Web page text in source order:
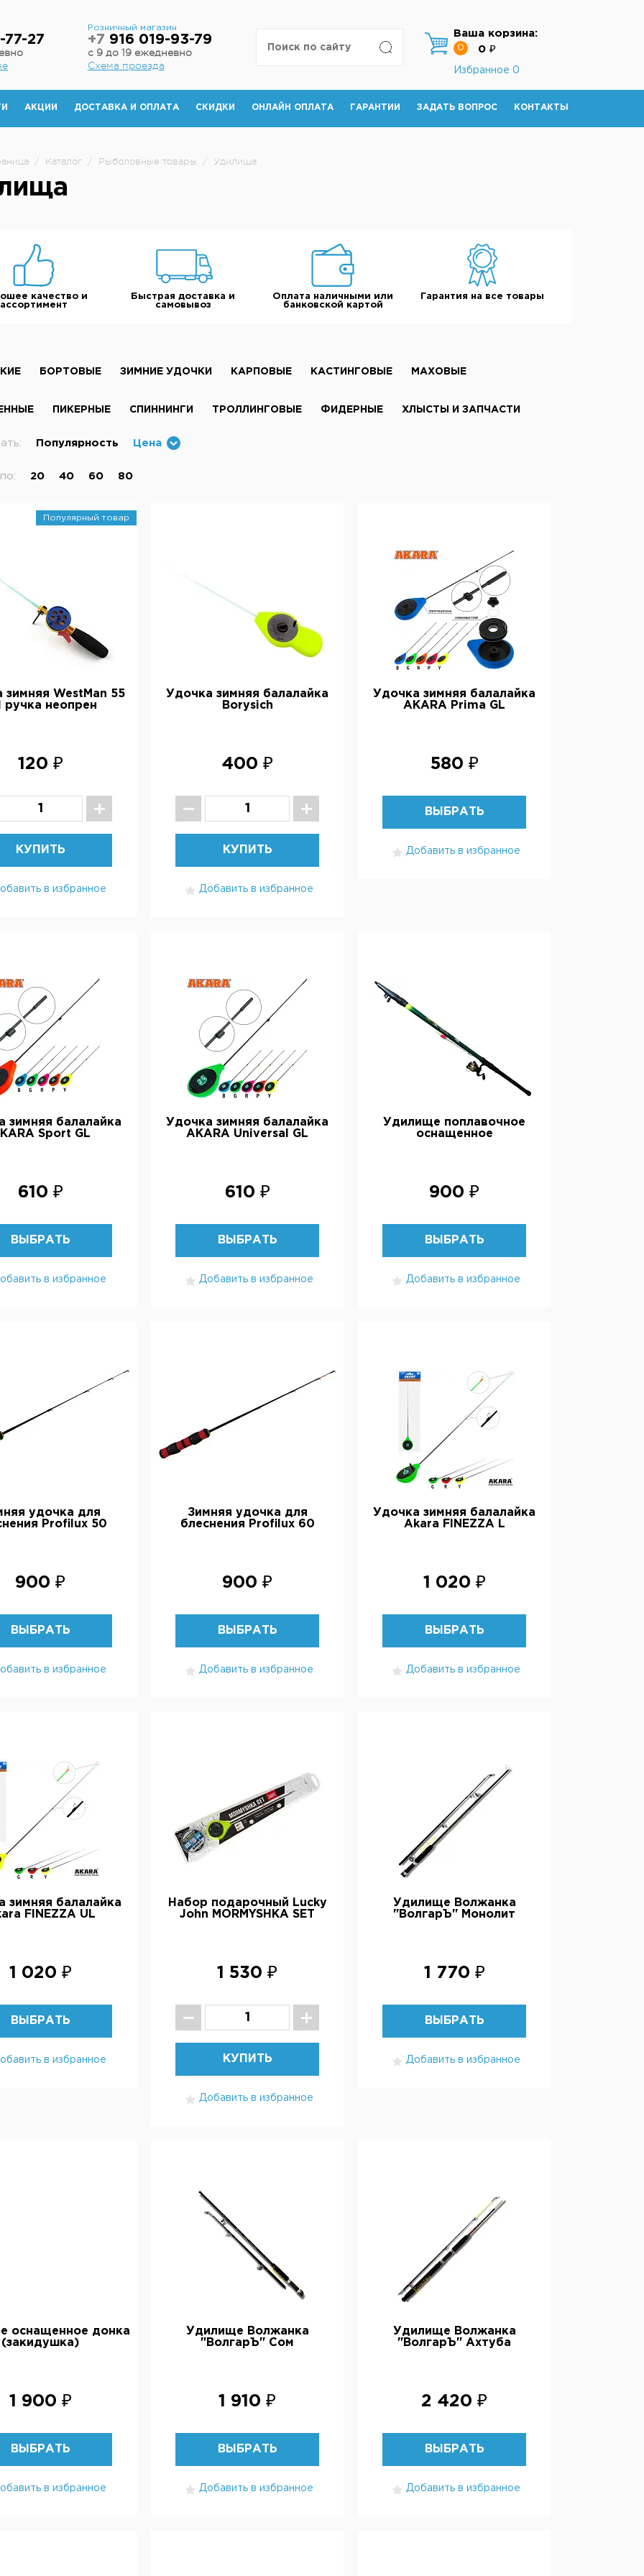
77-27
Розничный магазин
+7 916 019-93-79
с 9 до 19 ежедневно
Схема проезда
Ваша корзина:
0 0 ₽
Избранное 0
АКЦИИ ДОСТАВКА И ОПЛАТА СКИДКИ ОНЛАЙН ОПЛАТА ГАРАНТИИ ЗАДАТЬ ВОПРОС КОНТАКТЫ
/ Каталог / Рыболовные товары / Удилища
качество и
ассортимент
Быстрая доставка и
самовывоз
Оплата наличными или
банковской картой
Гарантия на все товары
БОРТОВЫЕ ЗИМНИЕ УДОЧКИ КАРПОВЫЕ КАСТИНГОВЫЕ МАХОВЫЕ
ПИКЕРНЫЕ СПИННИНГИ ТРОЛЛИНГОВЫЕ ФИДЕРНЫЕ ХЛЫСТЫ И ЗАПЧАСТИ
Популярность Цена
20 40 60 80
Популярный товар
зимняя WestMan 55
ручка неопрен
120 ₽
КУПИТЬ
в избранное
Удочка зимняя балалайка
Borysich
400 ₽
КУПИТЬ
Добавить в избранное
Удочка зимняя балалайка
AKARA Prima GL
580 ₽
ВЫБРАТЬ
Добавить в избранное
зимняя балалайка
Sport GL
610 ₽
ВЫБРАТЬ
в избранное
Удочка зимняя балалайка
AKARA Universal GL
610 ₽
ВЫБРАТЬ
Добавить в избранное
Удилище поплавочное
оснащенное
900 ₽
ВЫБРАТЬ
Добавить в избранное
удочка для
Profilux 50
900 ₽
ВЫБРАТЬ
в избранное
Зимняя удочка для
блеснения Profilux 60
900 ₽
ВЫБРАТЬ
Добавить в избранное
Удочка зимняя балалайка
Akara FINEZZA L
1 020 ₽
ВЫБРАТЬ
Добавить в избранное
зимняя балалайка
FINEZZA UL
1 020 ₽
ВЫБРАТЬ
в избранное
Набор подарочный Lucky
John MORMYSHKA SET
1 530 ₽
КУПИТЬ
Добавить в избранное
Удилище Волжанка
"ВолгарЪ" Монолит
1 770 ₽
ВЫБРАТЬ
Добавить в избранное
оснащенное донка
(закидушка)
1 900 ₽
ВЫБРАТЬ
в избранное
Удилище Волжанка
"ВолгарЪ" Сом
1 910 ₽
ВЫБРАТЬ
Добавить в избранное
Удилище Волжанка
"ВолгарЪ" Ахтуба
2 420 ₽
ВЫБРАТЬ
Добавить в избранное